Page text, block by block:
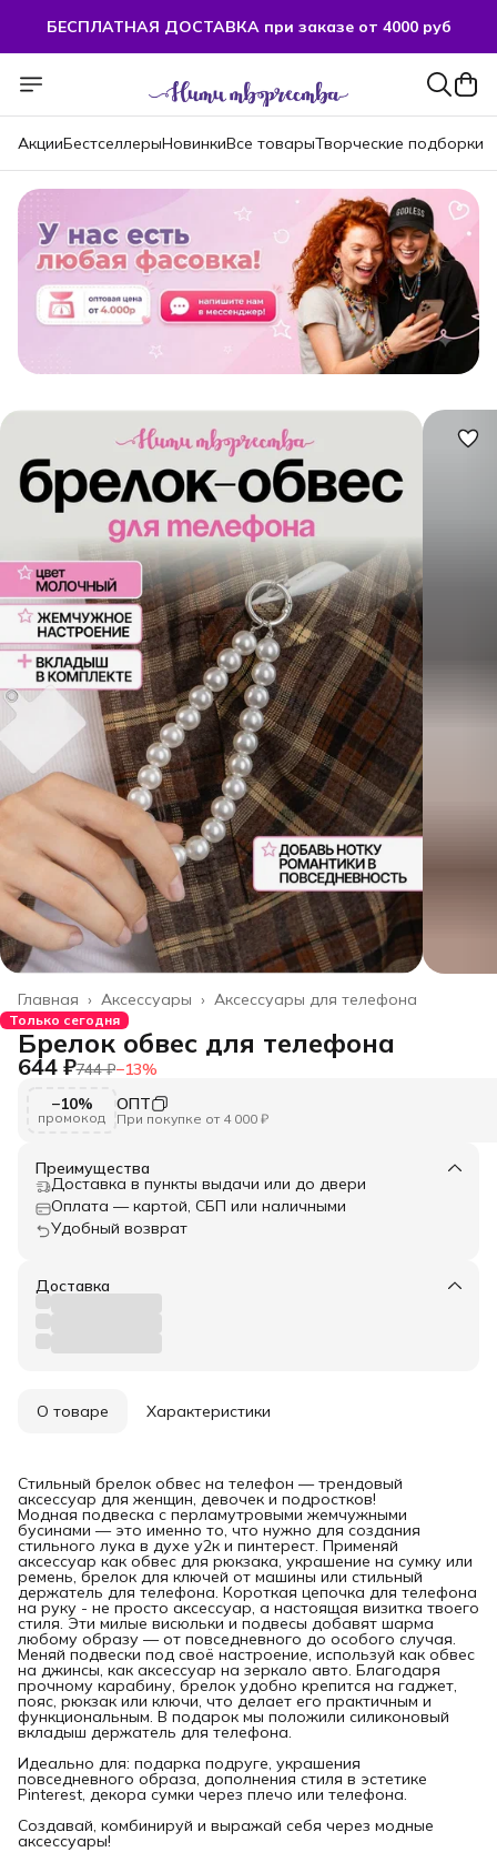
БЕСПЛАТНАЯ ДОСТАВКА при заказе от 4000 руб
БЕСПЛАТНАЯ ДОСТАВКА при заказе от 4000 руб
АкцииБестселлерыНовинкиВсе товарыТворческие подборки
Аксессуары для телефона
Аксессуары ›
Главная ›
Только сегодня
Брелок обвес для телефона
644 ₽744 ₽−13%
−10%
промокод
ОПТ
При покупке от 4 000 ₽
Преимущества
Доставка в пункты выдачи или до двери
Оплата — картой, СБП или наличными
Удобный возврат
Доставка
О товаре Характеристики
Стильный брелок обвес на телефон — трендовый
аксессуар для женщин, девочек и подростков!
Модная подвеска с перламутровыми жемчужными
бусинами — это именно то, что нужно для создания
стильного лука в духе у2к и пинтерест. Применяй
аксессуар как обвес для рюкзака, украшение на сумку или
ремень, брелок для ключей от машины или стильный
держатель для телефона. Короткая цепочка для телефона
на руку - не просто аксессуар, а настоящая визитка твоего
стиля. Эти милые висюльки и подвесы добавят шарма
любому образу — от повседневного до особого случая.
Меняй подвески под своё настроение, используй как обвес
на джинсы, как аксессуар на зеркало авто. Благодаря
прочному карабину, брелок удобно крепится на гаджет,
пояс, рюкзак или ключи, что делает его практичным и
функциональным. В подарок мы положили силиконовый
вкладыш держатель для телефона.
Идеально для: подарка подруге, украшения
повседневного образа, дополнения стиля в эстетике
Pinterest, декора сумки через плечо или телефона.
Создавай, комбинируй и выражай себя через модные
аксессуары!